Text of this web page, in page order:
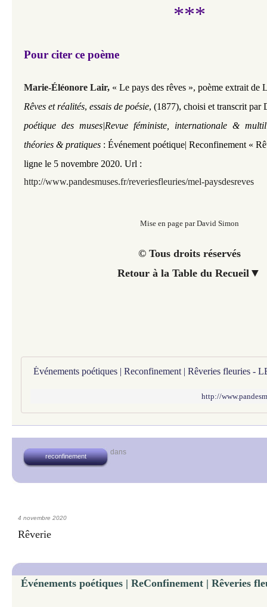
***
Pour citer ce poème
Marie-Éléonore Lair, « Le pays des rêves », poème extrait de
Rêves et réalités, essais de poésie, (1877), choisi et transcrit par
poétique des muses|Revue féministe, internationale &
théories & pratiques : Événement poétique| Reconfinement «
ligne le 5 novembre 2020. Url :
http://www.pandesmuses.fr/reveriesfleuries/mel-paysdesreves
Mise en page par David Simon
© Tous droits réservés
Retour à la Table du Recueil ▼
http://
dans
reconfinement
4 novembre 2020
Rêverie
Événements poétiques | ReConfinement | Rêveries